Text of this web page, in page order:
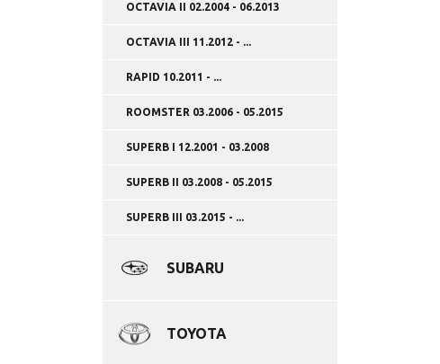
OCTAVIA II 02.2004 - 06.2013
OCTAVIA III 11.2012 - ...
RAPID 10.2011 - ...
ROOMSTER 03.2006 - 05.2015
SUPERB I 12.2001 - 03.2008
SUPERB II 03.2008 - 05.2015
SUPERB III 03.2015 - ...
SUBARU
TOYOTA